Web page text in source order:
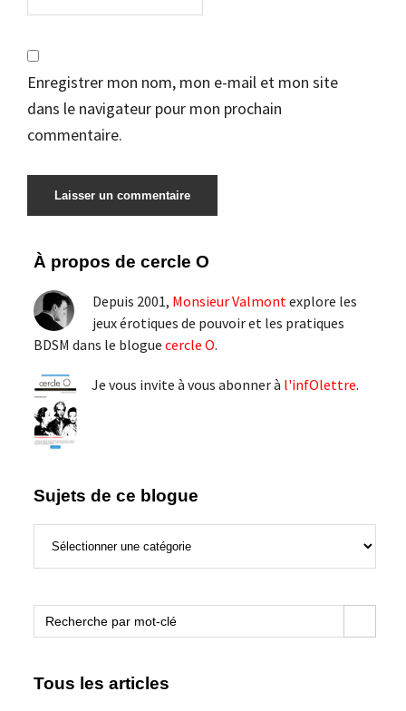
Enregistrer mon nom, mon e-mail et mon site
dans le navigateur pour mon prochain
commentaire.
Barre
latérale
principale
À propos de cercle O
Depuis 2001, Monsieur Valmontexplore les
jeux érotiques de pouvoir et les pratiques
BDSM dans le blogue cercle O.
Je vous invite à vous abonner à l'infOlettre.
Sujets de ce blogue
Search
for:
Search Button
Tous les articles